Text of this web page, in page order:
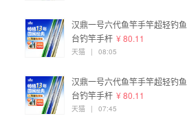
汉鼎一号六代鱼竿手竿超轻钓
台钓竿手杆 ¥ 80.11
天猫 | 08:05
汉鼎一号六代鱼竿手竿超轻钓
台钓竿手杆 ¥ 80.11
天猫 | 07:45